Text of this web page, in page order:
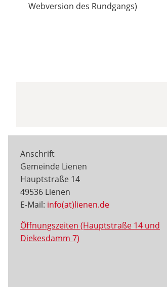
Webversion des Rundgangs)
Anschrift
Gemeinde Lienen
Hauptstraße 14
49536 Lienen
E-Mail: info(at)lienen.de
Öffnungszeiten (Hauptstraße 14 und
Diekesdamm 7)